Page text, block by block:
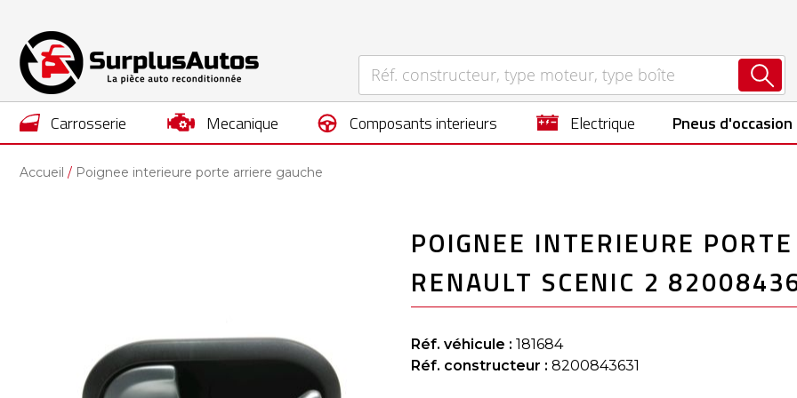
carrosserie mecanique composants interieurs electrique Pneus d'occasion
Accueil Poignee interieure porte arriere gauche
POIGNEE INTERIEURE
RENAULT SCENIC 2
Réf. véhicule : 181684
Réf. constructeur : 8200843631